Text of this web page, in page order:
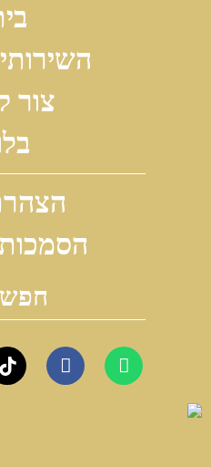
צור
הסמכות